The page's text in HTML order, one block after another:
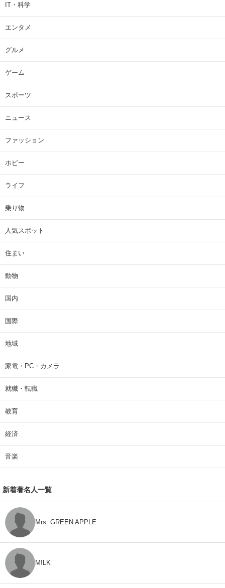
IT・科学
エンタメ
グルメ
ゲーム
スポーツ
ニュース
ファッション
ホビー
ライフ
乗り物
人気スポット
住まい
動物
国内
国際
地域
家電・PC・カメラ
就職・転職
教育
経済
音楽
新着著名人一覧
Mrs. GREEN APPLE
M!LK